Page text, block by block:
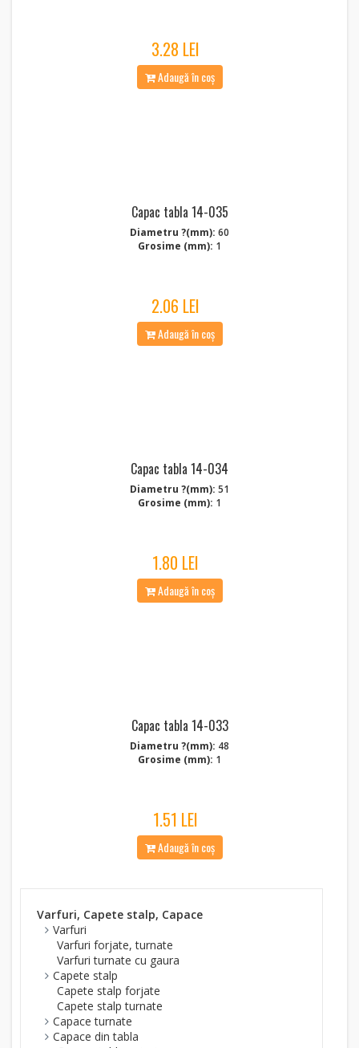
3.28 LEI
Adaugă în coș
Capac tabla 14-035
Diametru ?(mm): 60
Grosime (mm): 1
2.06 LEI
Adaugă în coș
Capac tabla 14-034
Diametru ?(mm): 51
Grosime (mm): 1
1.80 LEI
Adaugă în coș
Capac tabla 14-033
Diametru ?(mm): 48
Grosime (mm): 1
1.51 LEI
Adaugă în coș
Varfuri, Capete stalp, Capace
Varfuri
Varfuri forjate, turnate
Varfuri turnate cu gaura
Capete stalp
Capete stalp forjate
Capete stalp turnate
Capace turnate
Capace din tabla